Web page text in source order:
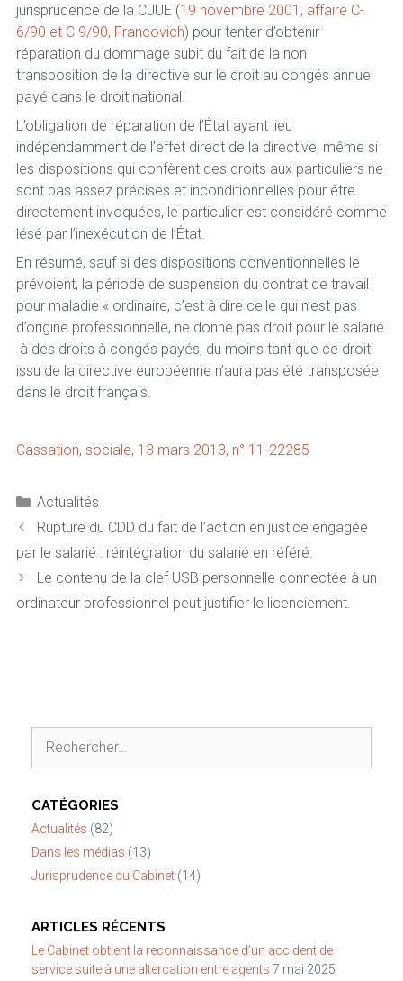
jurisprudence de la CJUE (19 novembre 2001, affaire C-
6/90 et C 9/90, Francovich) pour tenter d’obtenir
réparation du dommage subit du fait de la non
transposition de la directive sur le droit au congés annuel
payé dans le droit national.
L’obligation de réparation de l’État ayant lieu
indépendamment de l’effet direct de la directive, même si
les dispositions qui confèrent des droits aux particuliers ne
sont pas assez précises et inconditionnelles pour être
directement invoquées, le particulier est considéré comme
lésé par l’inexécution de l’État.
En résumé, sauf si des dispositions conventionnelles le
prévoient, la période de suspension du contrat de travail
pour maladie « ordinaire, c’est à dire celle qui n’est pas
d’origine professionnelle, ne donne pas droit pour le salarié
à des droits à congés payés, du moins tant que ce droit
issu de la directive européenne n’aura pas été transposée
dans le droit français.
Cassation, sociale, 13 mars 2013, n° 11-22285
Catégories
Actualités
Rupture du CDD du fait de l’action en justice engagée
par le salarié : réintégration du salarié en référé.
Le contenu de la clef USB personnelle connectée à un
ordinateur professionnel peut justifier le licenciement.
CATÉGORIES
Actualités (82)
Dans les médias (13)
Jurisprudence du Cabinet (14)
ARTICLES RÉCENTS
Le Cabinet obtient la reconnaissance d’un accident de
service suite à une altercation entre agents 7 mai 2025